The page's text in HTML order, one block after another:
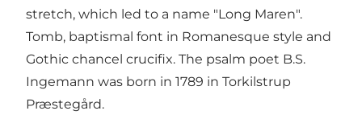
stretch, which led to a name "Long Maren".
Tomb, baptismal font in Romanesque style and
Gothic chancel crucifix. The psalm poet B.S.
Ingemann was born in 1789 in Torkilstrup
Præstegård.